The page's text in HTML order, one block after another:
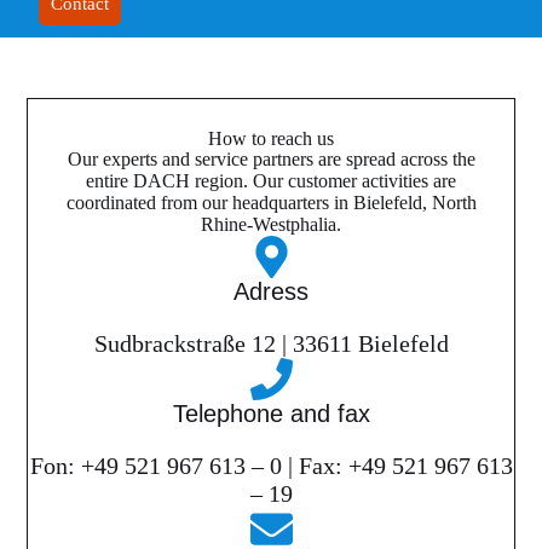
How to reach us
Our experts and service partners are spread across the
entire DACH region. Our customer activities are
coordinated from our headquarters in Bielefeld, North
Rhine-Westphalia.
Adress
Sudbrackstraße 12 | 33611 Bielefeld
Telephone and fax
Fon: +49 521 967 613 – 0 | Fax: +49 521 967 613
– 19